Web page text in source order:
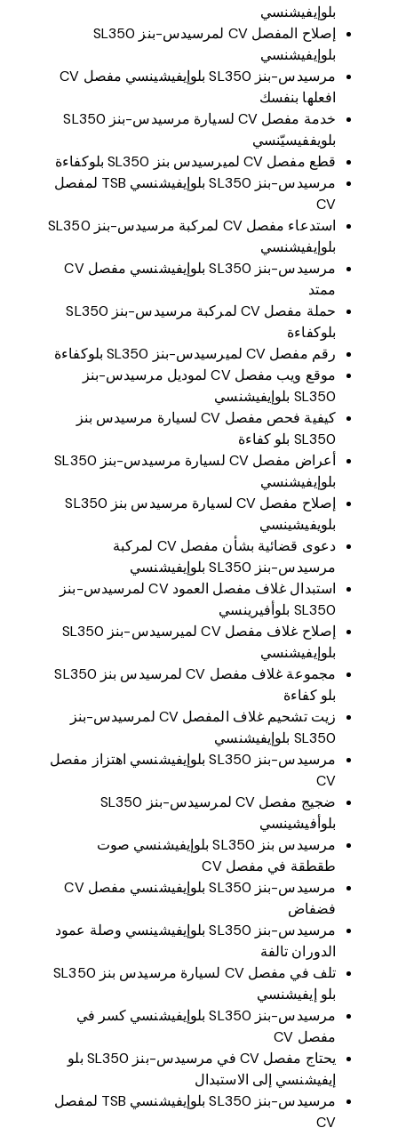
بلوإيفيشنسي
إصلاح المفصل CV لمرسيدس-بنز SL350
بلوإيفيشنسي
مرسيدس-بنز SL350 بلوإيفيشينسي مفصل CV
افعلها بنفسك
خدمة مفصل CV لسيارة مرسيدس-بنز SL350
بلويففيسيّنسي
قطع مفصل CV لميرسيدس بنز SL350 بلوكفاءة
مرسيدس-بنز SL350 بلوإيفيشنسي TSB لمفصل
CV
استدعاء مفصل CV لمركبة مرسيدس-بنز SL350
بلوإيفيشنسي
مرسيدس-بنز SL350 بلوإيفيشنسي مفصل CV
ممتد
حملة مفصل CV لمركبة مرسيدس-بنز SL350
بلوكفاءة
رقم مفصل CV لميرسيدس-بنز SL350 بلوكفاءة
موقع ويب مفصل CV لموديل مرسيدس-بنز
SL350 بلوإيفيشنسي
كيفية فحص مفصل CV لسيارة مرسيدس بنز
SL350 بلو كفاءة
أعراض مفصل CV لسيارة مرسيدس-بنز SL350
بلوإيفيشنسي
إصلاح مفصل CV لسيارة مرسيدس بنز SL350
بلويفيشينسي
دعوى قضائية بشأن مفصل CV لمركبة
مرسيدس-بنز SL350 بلوإيفيشنسي
استبدال غلاف مفصل العمود CV لمرسيدس-بنز
SL350 بلوأفيرينسي
إصلاح غلاف مفصل CV لميرسيدس-بنز SL350
بلوإيفيشنسي
مجموعة غلاف مفصل CV لمرسيدس بنز SL350
بلو كفاءة
زيت تشحيم غلاف المفصل CV لمرسيدس-بنز
SL350 بلوإيفيشنسي
مرسيدس-بنز SL350 بلوإيفيشنسي اهتزاز مفصل
CV
ضجيج مفصل CV لمرسيدس-بنز SL350
بلوأفيشينسي
مرسيدس بنز SL350 بلوإيفيشنسي صوت
طقطقة في مفصل CV
مرسيدس-بنز SL350 بلوإيفيشنسي مفصل CV
فضفاض
مرسيدس-بنز SL350 بلوإيفيشينسي وصلة عمود
الدوران تالفة
تلف في مفصل CV لسيارة مرسيدس بنز SL350
بلو إيفيشنسي
مرسيدس-بنز SL350 بلوإيفيشنسي كسر في
مفصل CV
يحتاج مفصل CV في مرسيدس-بنز SL350 بلو
إيفيشنسي إلى الاستبدال
مرسيدس-بنز SL350 بلوإيفيشنسي TSB لمفصل
CV